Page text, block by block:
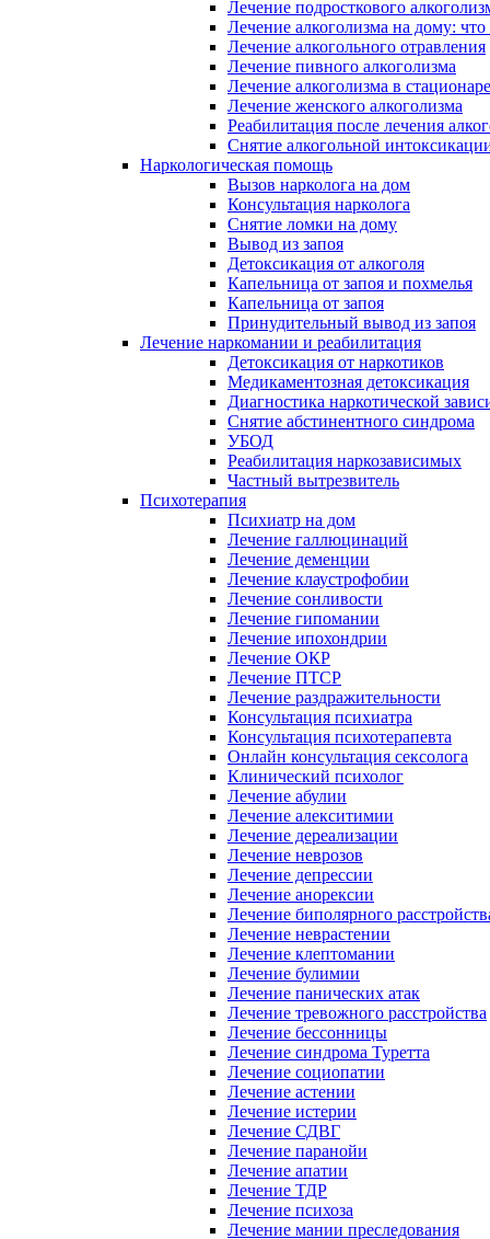
Лечение подросткового
Лечение алкоголизма на дому:
Лечение алкогольного отравления
Лечение пивного алкоголизма
Лечение алкоголизма в стационаре
Лечение женского алкоголизма
Реабилитация после лечения
Снятие алкогольной
Наркологическая помощь
Вызов нарколога на дом
Консультация нарколога
Снятие ломки на дому
Вывод из запоя
Детоксикация от алкоголя
Капельница от запоя и похмелья
Капельница от запоя
Принудительный вывод из запоя
Лечение наркомании и реабилитация
Детоксикация от наркотиков
Медикаментозная детоксикация
Диагностика наркотической
Снятие абстинентного синдрома
УБОД
Реабилитация наркозависимых
Частный вытрезвитель
Психотерапия
Психиатр на дом
Лечение галлюцинаций
Лечение деменции
Лечение клаустрофобии
Лечение сонливости
Лечение гипомании
Лечение ипохондрии
Лечение ОКР
Лечение ПТСР
Лечение раздражительности
Консультация психиатра
Консультация психотерапевта
Онлайн консультация сексолога
Клинический психолог
Лечение абулии
Лечение алекситимии
Лечение дереализации
Лечение неврозов
Лечение депрессии
Лечение анорексии
Лечение биполярного
Лечение неврастении
Лечение клептомании
Лечение булимии
Лечение панических атак
Лечение тревожного расстройства
Лечение бессонницы
Лечение синдрома Туретта
Лечение социопатии
Лечение астении
Лечение истерии
Лечение СДВГ
Лечение паранойи
Лечение апатии
Лечение ТДР
Лечение психоза
Лечение мании преследования